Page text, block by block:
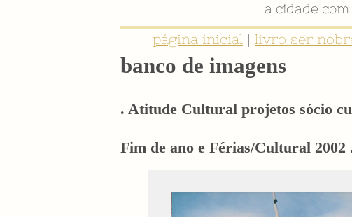
a cidade
página inicial | livro ser
banco de imagens
. Atitude Cultural projetos sócio
Fim de ano e Férias/Cultural 2002